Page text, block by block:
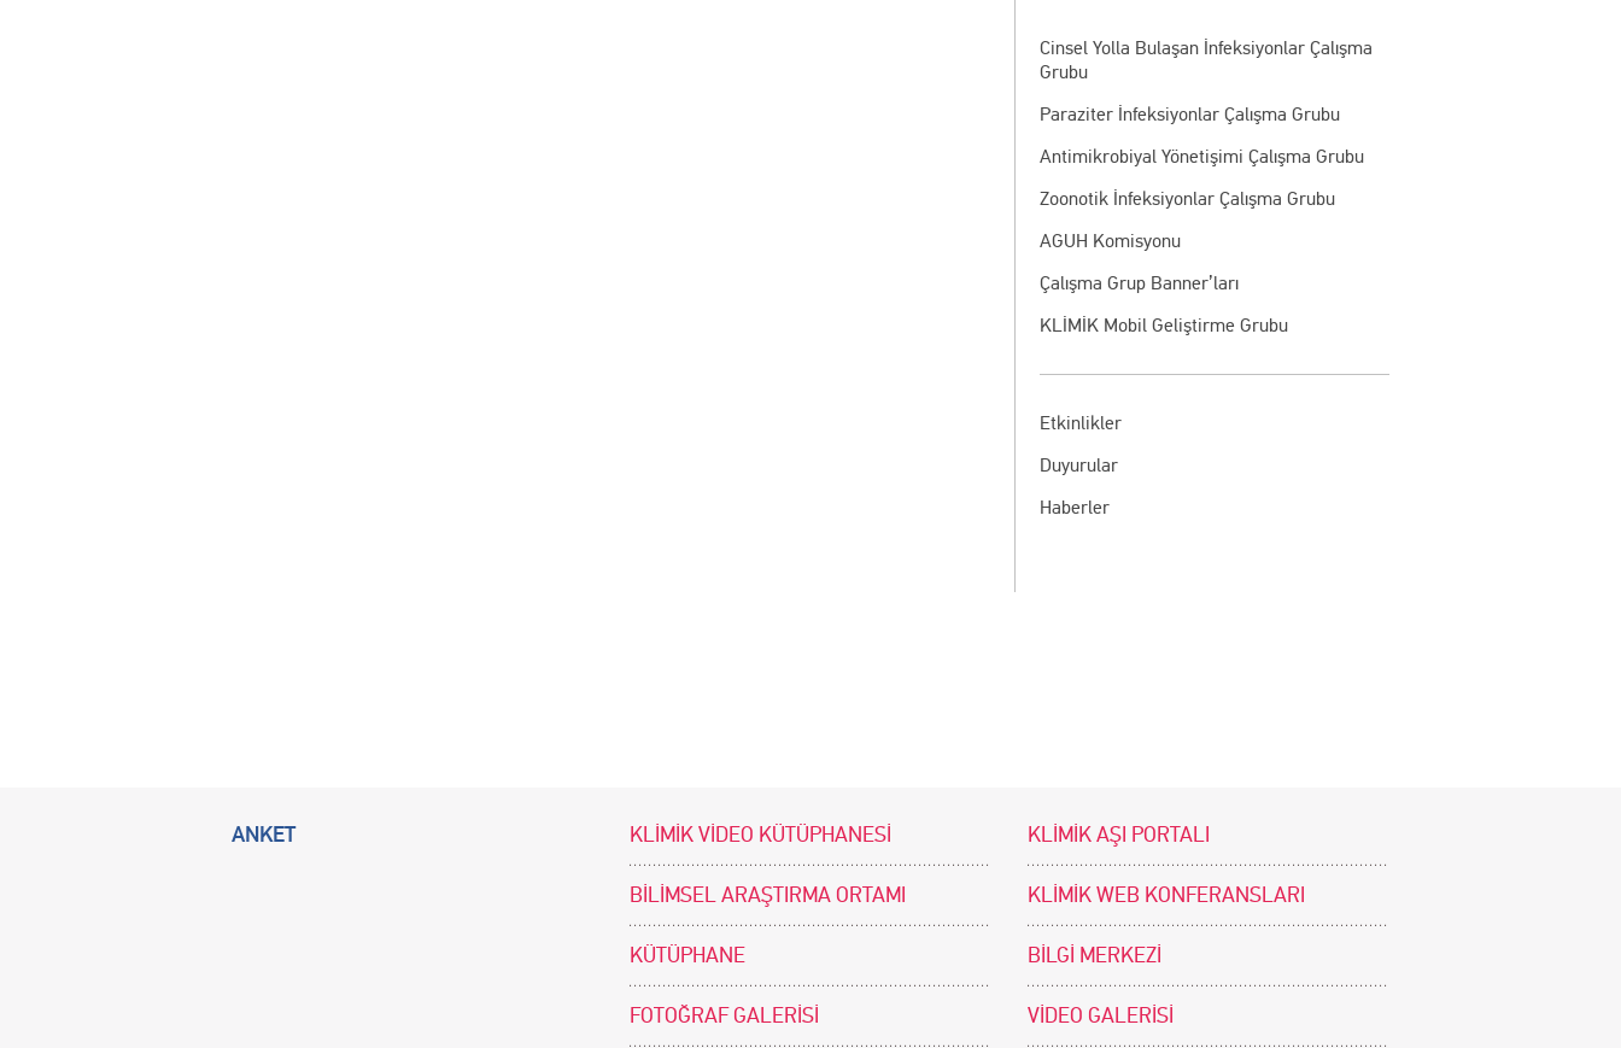
Cinsel Yolla Bulaşan İnfeksiyonlar Çalışma
Grubu
Paraziter İnfeksiyonlar Çalışma Grubu
Antimikrobiyal Yönetişimi Çalışma Grubu
Zoonotik İnfeksiyonlar Çalışma Grubu
AGUH Komisyonu
Çalışma Grup Banner’ları
KLİMİK Mobil Geliştirme Grubu
Etkinlikler
Duyurular
Haberler
ANKET KLİMİK VİDEO KÜTÜPHANESİ KLİMİK AŞI PORTALI
BİLİMSEL ARAŞTIRMA ORTAMI KLİMİK WEB KONFERANSLARI
KÜTÜPHANE BİLGİ MERKEZİ
FOTOĞRAF GALERİSİ VİDEO GALERİSİ